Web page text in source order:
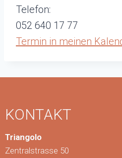
Telefon:
052 640 17 77
Termin in meinen
KONTAKT
Triangolo
Zentralstrasse 50